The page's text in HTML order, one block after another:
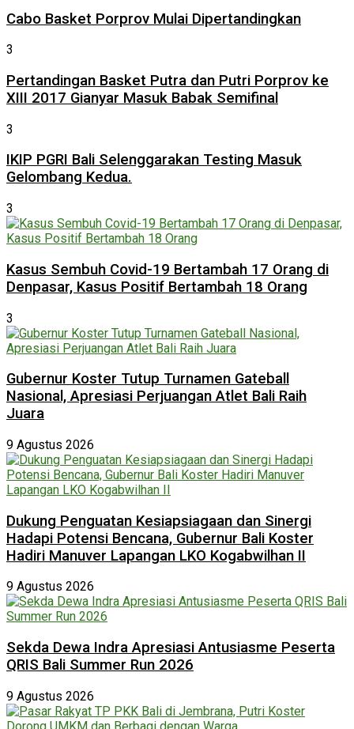
Cabo Basket Porprov Mulai Dipertandingkan
3
Pertandingan Basket Putra dan Putri Porprov ke
XIII 2017 Gianyar Masuk Babak Semifinal
3
IKIP PGRI Bali Selenggarakan Testing Masuk
Gelombang Kedua.
3
Kasus Sembuh Covid-19 Bertambah 17 Orang di
Denpasar, Kasus Positif Bertambah 18 Orang
3
Gubernur Koster Tutup Turnamen Gateball
Nasional, Apresiasi Perjuangan Atlet Bali Raih
Juara
9 Agustus 2026
Dukung Penguatan Kesiapsiagaan dan Sinergi
Hadapi Potensi Bencana, Gubernur Bali Koster
Hadiri Manuver Lapangan LKO Kogabwilhan II
9 Agustus 2026
Sekda Dewa Indra Apresiasi Antusiasme Peserta
QRIS Bali Summer Run 2026
9 Agustus 2026